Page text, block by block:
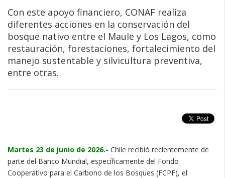
Con este apoyo financiero, CONAF realiza
diferentes acciones en la conservación del
bosque nativo entre el Maule y Los Lagos, como
restauración, forestaciones, fortalecimiento del
manejo sustentable y silvicultura preventiva,
entre otras.
Martes 23 de junio de 2026.- Chile recibió recientemente de
parte del Banco Mundial, específicamente del Fondo
Cooperativo para el Carbono de los Bosques (FCPF), el